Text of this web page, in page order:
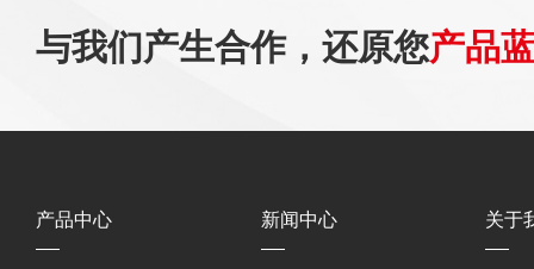
与我们产生合作，还原您产品
产品中心 新闻中心 关于